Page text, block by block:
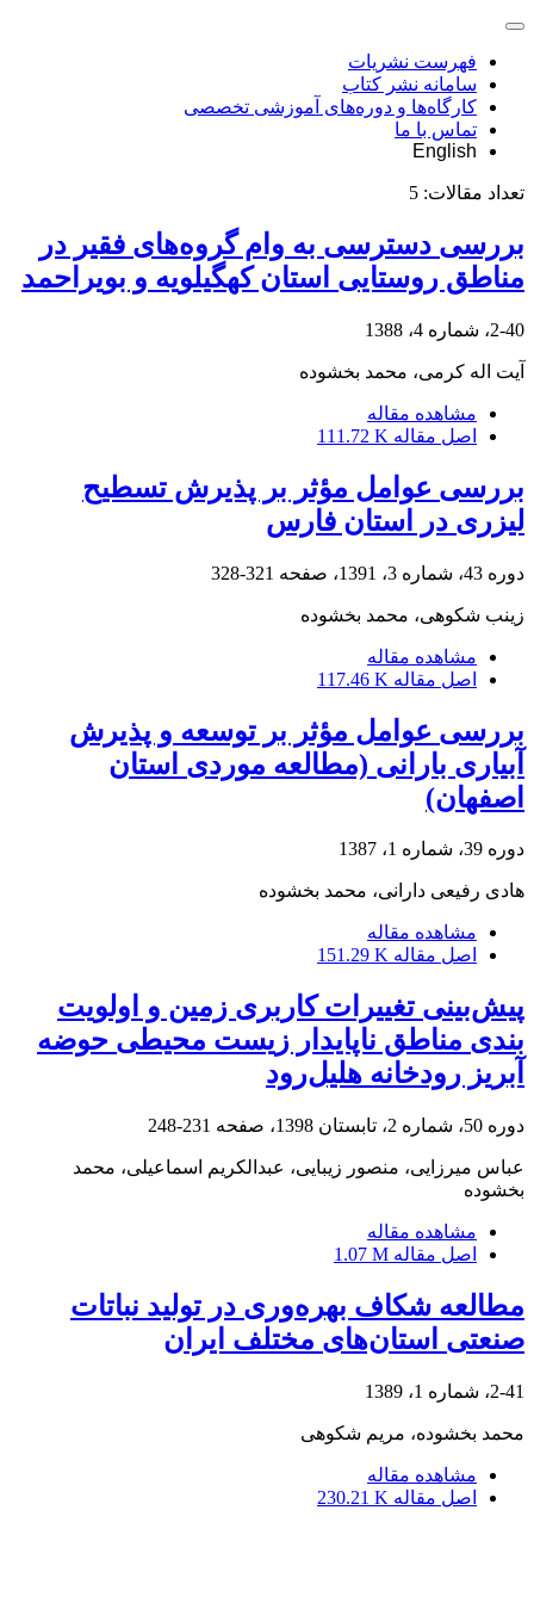
فهرست نشریات
سامانه نشر کتاب
کارگاه‌ها و دوره‌های آموزشی تخصصی
تماس با ما
English
تعداد مقالات: 5
بررسی دسترسی به وام گروه‌های فقیر در
مناطق روستایی استان کهگیلویه و بویراحمد
2-40، شماره 4، 1388
آیت اله کرمی، محمد بخشوده
مشاهده مقاله
اصل مقاله 111.72 K
بررسی عوامل مؤثر بر پذیرش تسطیح
لیزری در استان فارس
دوره 43، شماره 3، 1391، صفحه 321-328
زینب شکوهی، محمد بخشوده
مشاهده مقاله
اصل مقاله 117.46 K
بررسی عوامل مؤثر بر توسعه و پذیرش
آبیاری بارانی (مطالعه موردی استان
اصفهان)
دوره 39، شماره 1، 1387
هادی رفیعی دارانی، محمد بخشوده
مشاهده مقاله
اصل مقاله 151.29 K
پیش‌بینی تغییرات کاربری زمین و اولویت
بندی مناطق ناپایدار زیست محیطی حوضه
آبریز رودخانه هلیل‌رود
دوره 50، شماره 2، تابستان 1398، صفحه 231-248
عباس میرزایی، منصور زیبایی، عبدالکریم اسماعیلی، محمد
بخشوده
مشاهده مقاله
اصل مقاله 1.07 M
مطالعه شکاف بهره‌وری در تولید نباتات
صنعتی استان‌های مختلف ایران
2-41، شماره 1، 1389
محمد بخشوده، مریم شکوهی
مشاهده مقاله
اصل مقاله 230.21 K